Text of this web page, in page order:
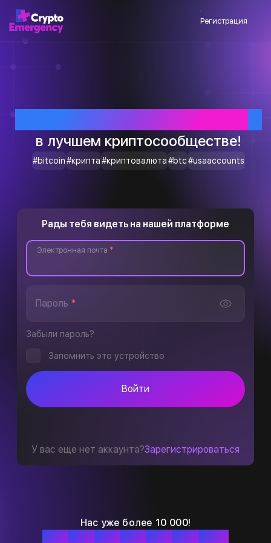
Регистрация
в лучшем криптосообществе!
#bitcoin#крипта#криптовалюта#btc#usaaccounts
Нас уже более 10 000!
Рады тебя видеть на нашей платформе
Электронная почта *
Пароль *
Забыли пароль?
Запомнить это устройство
Войти
У вас еще нет аккаунта?Зарегистрироваться